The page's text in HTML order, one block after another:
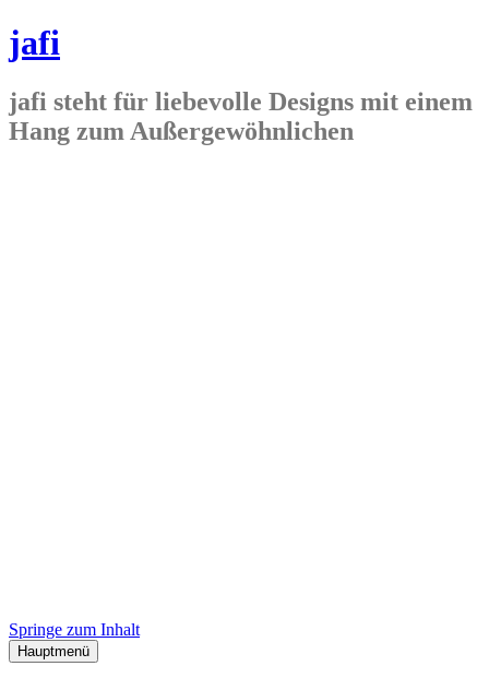
jafi
jafi steht für liebevolle Designs mit einem
Hang zum Außergewöhnlichen
Springe zum Inhalt
Hauptmenü